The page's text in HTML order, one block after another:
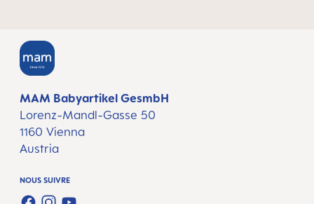
MAM Babyartikel GesmbH
Lorenz-Mandl-Gasse 50
1160 Vienna
Austria
NOUS SUIVRE